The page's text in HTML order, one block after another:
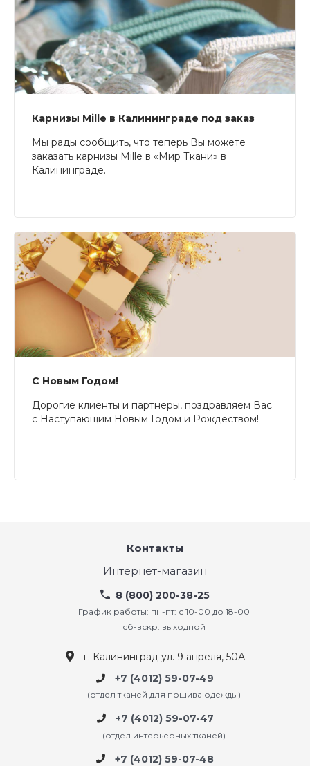
Карнизы Mille в Калининграде под заказ
Мы рады сообщить, что теперь Вы можете
заказать карнизы Mille в «Мир Ткани» в
Калининграде.
С Новым Годом!
Дорогие клиенты и партнеры, поздравляем Вас
с Наступающим Новым Годом и Рождеством!
Контакты
Интернет-магазин
8 (800) 200-38-25
График работы: пн-пт: с 10-00 до 18-00
сб-вскр: выходной
г. Калининград ул. 9 апреля, 50А
+7 (4012) 59-07-49
(отдел тканей для пошива одежды)
+7 (4012) 59-07-47
(отдел интерьерных тканей)
+7 (4012) 59-07-48